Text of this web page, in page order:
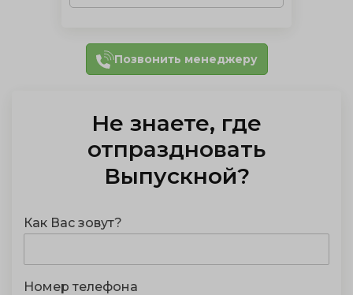
Позвонить менеджеру
Не знаете, где
Выпускной?
Как Вас зовут?
Номер телефона